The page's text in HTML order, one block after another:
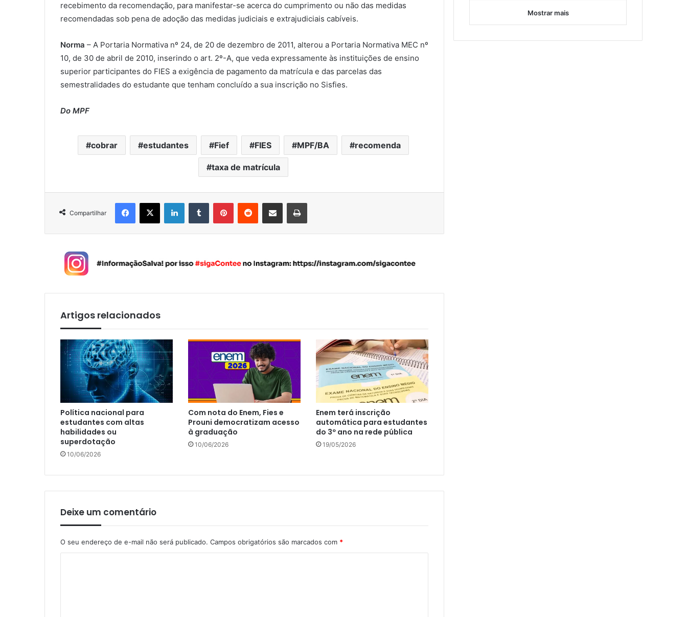
recebimento da recomendação, para manifestar-se acerca do cumprimento ou não das medidas
recomendadas sob pena de adoção das medidas judiciais e extrajudiciais cabíveis.
Norma – A Portaria Normativa nº 24, de 20 de dezembro de 2011, alterou a Portaria Normativa MEC nº
10, de 30 de abril de 2010, inserindo o art. 2º-A, que veda expressamente às instituições de ensino
superior participantes do FIES a exigência de pagamento da matrícula e das parcelas das
semestralidades do estudante que tenham concluído a sua inscrição no Sisfies.
Do MPF
cobrar estudantes Fief FIES MPF/BA recomenda
taxa de matrícula
Compartilhar
Artigos relacionados
Política nacional para
estudantes com altas
habilidades ou
superdotação
10/06/2026
Com nota do Enem, Fies e
Prouni democratizam acesso
à graduação
10/06/2026
Enem terá inscrição
automática para estudantes
do 3º ano na rede pública
19/05/2026
Deixe um comentário
O seu endereço de e-mail não será publicado. Campos obrigatórios são marcados com *
Mostrar mais